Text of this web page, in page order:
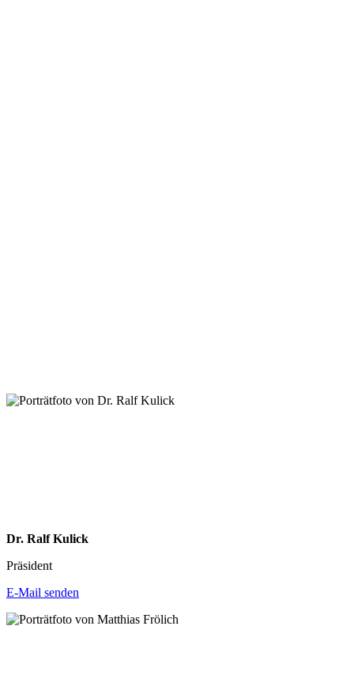
Dr. Ralf Kulick
Präsident
E-Mail senden